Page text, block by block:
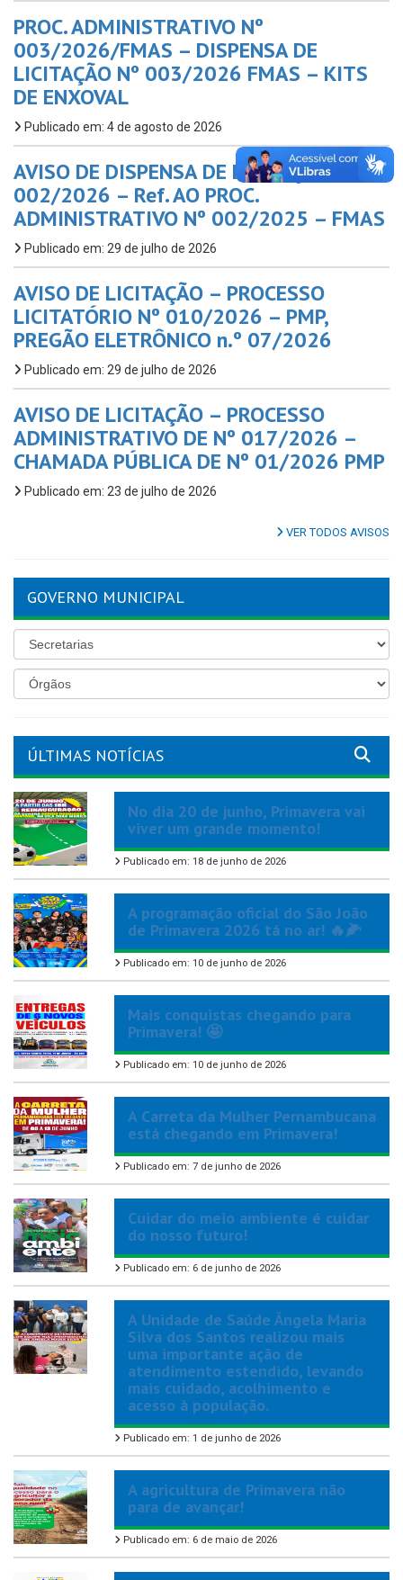
PROC. ADMINISTRATIVO Nº
003/2026/FMAS – DISPENSA DE
LICITAÇÃO Nº 003/2026 FMAS – KITS
DE ENXOVAL
Publicado em: 4 de agosto de 2026
AVISO DE DISPENSA DE LICITAÇÃO Nº
002/2026 – Ref. AO PROC.
ADMINISTRATIVO Nº 002/2025 – FMAS
Publicado em: 29 de julho de 2026
AVISO DE LICITAÇÃO – PROCESSO
LICITATÓRIO Nº 010/2026 – PMP,
PREGÃO ELETRÔNICO n.º 07/2026
Publicado em: 29 de julho de 2026
AVISO DE LICITAÇÃO – PROCESSO
ADMINISTRATIVO DE Nº 017/2026 –
CHAMADA PÚBLICA DE Nº 01/2026 PMP
Publicado em: 23 de julho de 2026
VER TODOS AVISOS
GOVERNO MUNICIPAL
ÚLTIMAS NOTÍCIAS
No dia 20 de junho, Primavera vai
viver um grande momento!
Publicado em: 18 de junho de 2026
A programação oficial do São João
de Primavera 2026 tá no ar! 🔥🌽
Publicado em: 10 de junho de 2026
Mais conquistas chegando para
Primavera! 🤩
Publicado em: 10 de junho de 2026
A Carreta da Mulher Pernambucana
está chegando em Primavera!
Publicado em: 7 de junho de 2026
Cuidar do meio ambiente é cuidar
do nosso futuro!
Publicado em: 6 de junho de 2026
A Unidade de Saúde Ângela Maria
Silva dos Santos realizou mais
uma importante ação de
atendimento estendido, levando
mais cuidado, acolhimento e
acesso à população.
Publicado em: 1 de junho de 2026
A agricultura de Primavera não
para de avançar!
Publicado em: 6 de maio de 2026